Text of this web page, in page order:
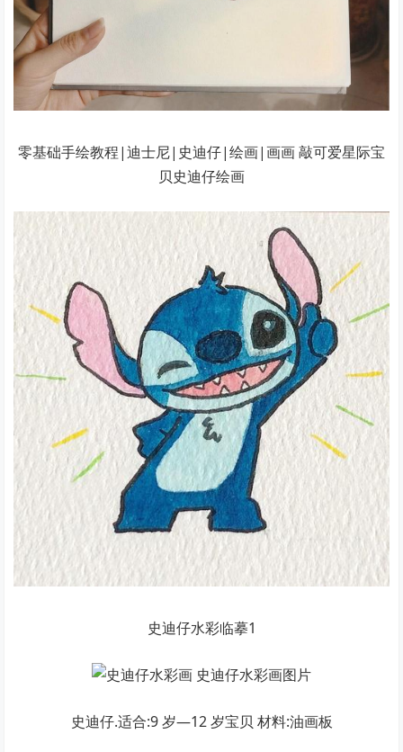
零基础手绘教程|迪士尼|史迪仔|绘画|画画 敲可爱星际宝
贝史迪仔绘画
史迪仔水彩临摹1
史迪仔.适合:9 岁—12 岁宝贝 材料:油画板